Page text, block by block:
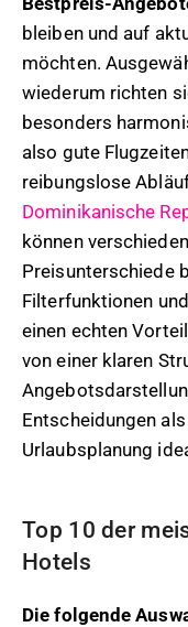
bleiben und auf
möchten.
wiederum richten
besonders
also gute
reibungslose
Dominikanische
können
Preisunterschiede
Filterfunktionen
einen echten
von einer klaren
Entscheidungen
Urlaubsplanung
Top 10 der
Hotels
Die folgende